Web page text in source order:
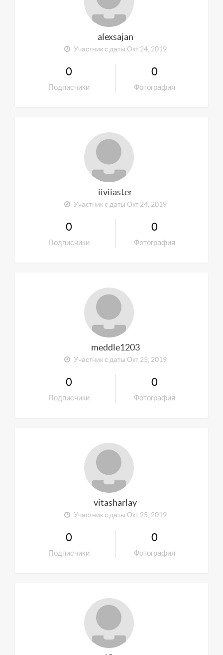
alexsajan
Участник с даты Окт 24, 2019
0
Подписчики
0
Фотография
iiviiaster
Участник с даты Окт 24, 2019
0
Подписчики
0
Фотография
meddle1203
Участник с даты Окт 25, 2019
0
Подписчики
0
Фотография
vitasharlay
Участник с даты Окт 25, 2019
0
Подписчики
0
Фотография